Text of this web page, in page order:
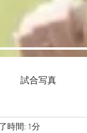
試合写真
時間: 1分